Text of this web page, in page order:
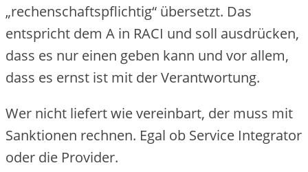
„rechenschaftspflichtig“ übersetzt. Das
entspricht dem A in RACI und soll ausdrücken,
dass es nur einen geben kann und vor allem,
dass es ernst ist mit der Verantwortung.
Wer nicht liefert wie vereinbart, der muss mit
Sanktionen rechnen. Egal ob Service Integrator
oder die Provider.